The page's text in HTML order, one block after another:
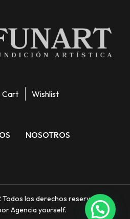
Cart Wishlist
NOSOTROS
Todos los derechos reservados.
Agencia yourself.